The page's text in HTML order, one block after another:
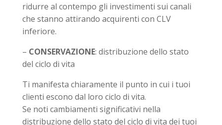
ridurre al contempo gli investimenti sui canali
che stanno attirando acquirenti con CLV
inferiore.
– CONSERVAZIONE: distribuzione dello stato
del ciclo di vita
Ti manifesta chiaramente il punto in cui i tuoi
clienti escono dal loro ciclo di vita.
Se noti cambiamenti significativi nella
distribuzione dello stato del ciclo di vita dei tuoi